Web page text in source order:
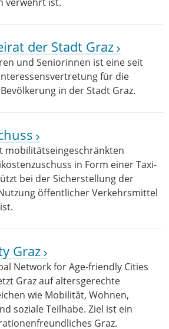
der Stadt Graz
und Seniorinnen ist eine seit
für die
in der Stadt Graz.
mobilitätseingeschränkten
in Form einer Taxi-
bei der Sicherstellung der
öffentlicher Verkehrsmittel
Graz
Network for Age-friendly Cities
Graz auf altersgerechte
wie Mobilität, Wohnen,
soziale Teilhabe. Ziel ist ein
Graz.